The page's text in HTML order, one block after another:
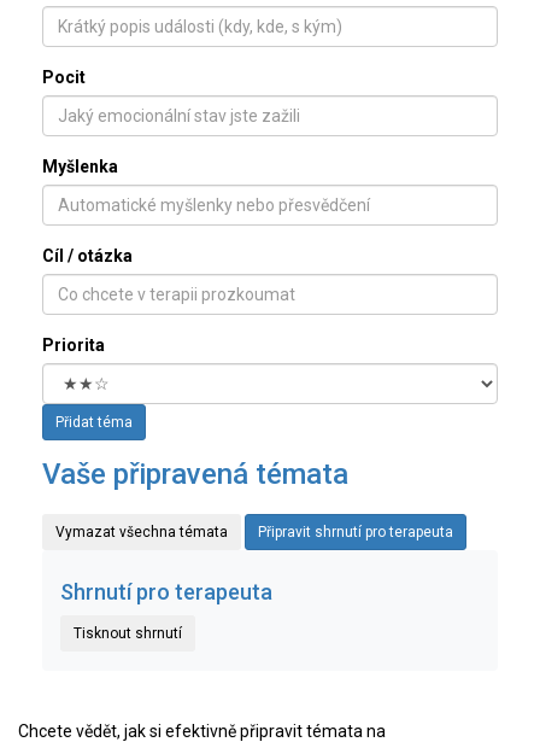
Pocit
Myšlenka
Cíl / otázka
Priorita
Přidat téma
Vaše připravená témata
Vymazat všechna témata Připravit shrnutí pro terapeuta
Shrnutí pro terapeuta
Tisknout shrnutí
Chcete vědět, jak si efektivně připravit témata na